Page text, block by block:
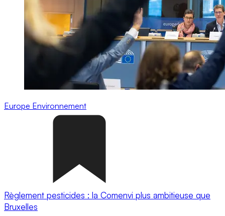
Europe Environnement
Règlement pesticides : la Comenvi plus ambitieuse que
Bruxelles